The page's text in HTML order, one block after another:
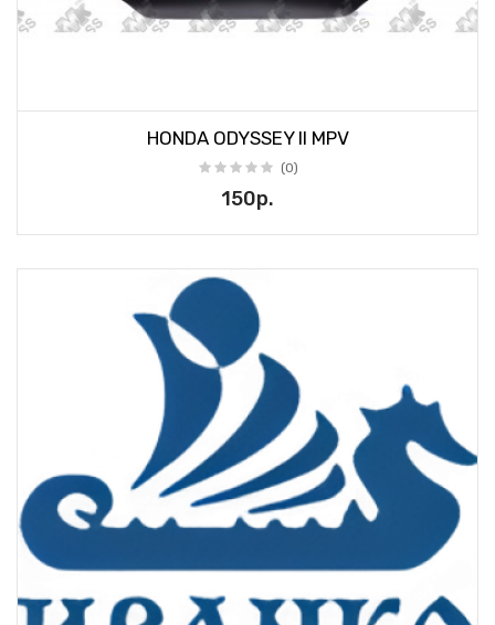
HONDA ODYSSEY II MPV
(0)
150р.